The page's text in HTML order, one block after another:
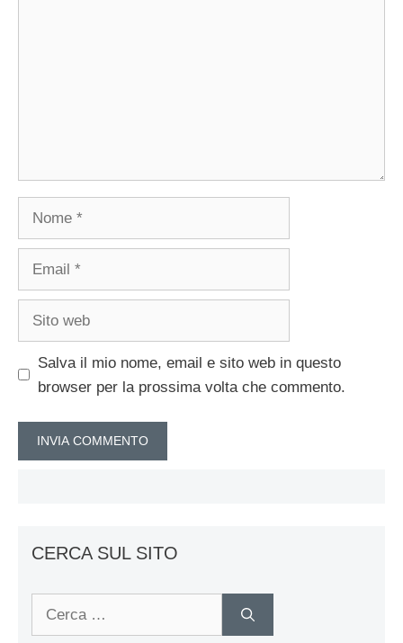
Salva il mio nome, email e sito web in questo
browser per la prossima volta che commento.
CERCA SUL SITO
Ricerca